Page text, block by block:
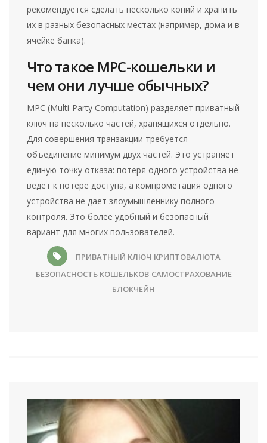
рекомендуется сделать несколько копий и хранить
их в разных безопасных местах (например, дома и в
ячейке банка).
Что такое MPC-кошельки и
чем они лучше обычных?
MPC (Multi-Party Computation) разделяет приватный
ключ на несколько частей, хранящихся отдельно.
Для совершения транзакции требуется
объединение минимум двух частей. Это устраняет
единую точку отказа: потеря одного устройства не
ведет к потере доступа, а компрометация одного
устройства не дает злоумышленнику полного
контроля. Это более удобный и безопасный
вариант для многих пользователей.
ПРИВАТНЫЙ КЛЮЧ КРИПТОВАЛЮТА
БЕЗОПАСНОСТЬ КОШЕЛЬКОВ САМОСТРАХОВАНИЕ
БЛОКЧЕЙН